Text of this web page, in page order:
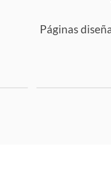
Páginas